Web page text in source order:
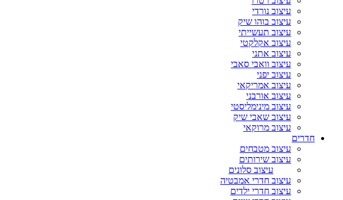
עיצוב נורדי
עיצוב בוהו שיק
עיצוב תעשייתי
עיצוב אקלקטי
עיצוב אתני
עיצוב וואבי סאבי
עיצוב יפני
עיצוב אמריקאי
עיצוב אורבני
עיצוב מינימליסטי
עיצוב שאבי שיק
עיצוב מרוקאי
חדרים
עיצוב מטבחים
עיצוב שירותים
עיצוב סלונים
עיצוב חדרי אמבטיה
עיצוב חדרי ילדים